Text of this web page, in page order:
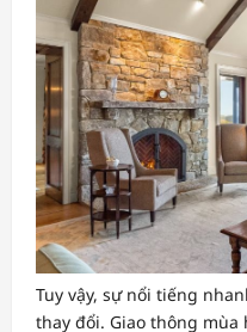
Tuy vậy, sự nổi tiếng
thay đổi. Giao thông